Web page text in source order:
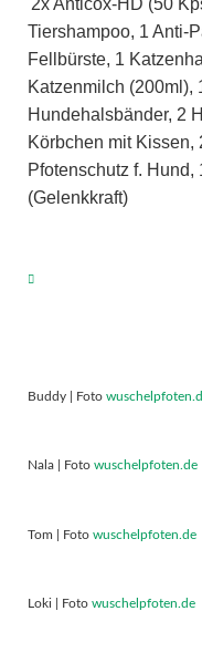
2x Anticox-HD (50
Tiershampoo, 1 Anti-
Fellbürste, 1
Katzenmilch (200ml),
Hundehalsbänder, 2
Körbchen mit
Pfotenschutz f.
(Gelenkkraft)
Buddy | Foto
Nala | Foto wuschelpfoten.de
Tom | Foto wuschelpfoten.de
Loki | Foto wuschelpfoten.de